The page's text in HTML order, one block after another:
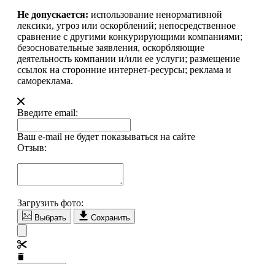
Не допускается: использование ненормативной
лексики, угроз или оскорблений; непосредственное
сравнение с другими конкурирующими компаниями;
безосновательные заявления, оскорбляющие
деятельность компании и/или ее услуги; размещение
ссылок на сторонние интернет-ресурсы; реклама и
самореклама.
Введите email:
Ваш e-mail не будет показываться на сайте
Отзыв:
Загрузить фото:
Выбрать Сохранить